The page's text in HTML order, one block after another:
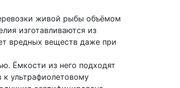
живой рыбы объёмом
изготавливаются из
вредных веществ даже при
Ёмкости из него подходят
к ультрафиолетовому